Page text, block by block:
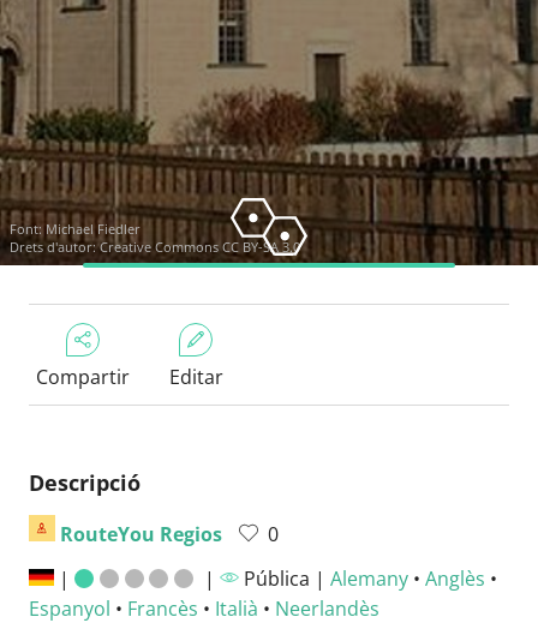
Font: Michael Fiedler
Drets d'autor:Creative Commons CC BY-SA 3.0
Compartir Editar
Descripció
RouteYou Regios
0
|
| Pública | Alemany• Anglès •
Espanyol • Francès • Italià • Neerlandès